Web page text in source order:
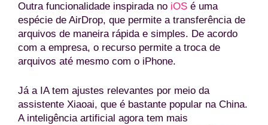
Outra funcionalidade inspirada no iOS é uma
espécie de AirDrop, que permite a transferência de
arquivos de maneira rápida e simples. De acordo
com a empresa, o recurso permite a troca de
arquivos até mesmo com o iPhone.
Já a IA tem ajustes relevantes por meio da
assistente Xiaoai, que é bastante popular na China.
A inteligência artificial agora tem mais